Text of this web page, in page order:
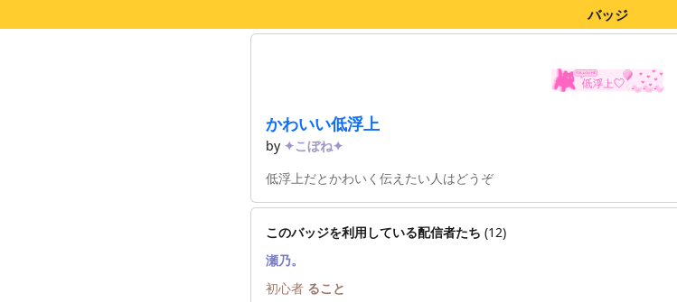
バッジ
かわいい低浮上
by ✦こぼね✦
低浮上だとかわいく伝えたい人はどうぞ
このバッジを利用している配信者たち (12)
瀬乃。
初心者 ること